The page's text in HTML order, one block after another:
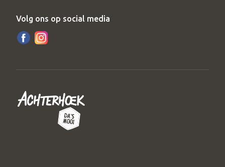
Volg ons op social media